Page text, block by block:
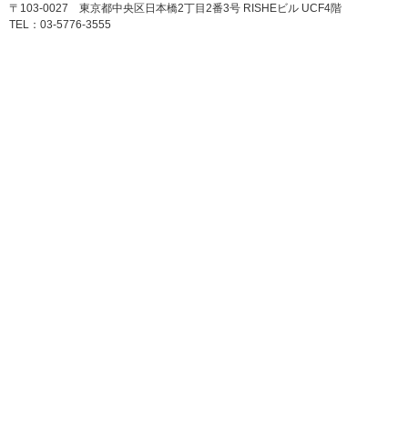
〒103-0027 東京都中央区日本橋2丁目2番3号 RISHEビル UCF4階
TEL：03-5776-3555